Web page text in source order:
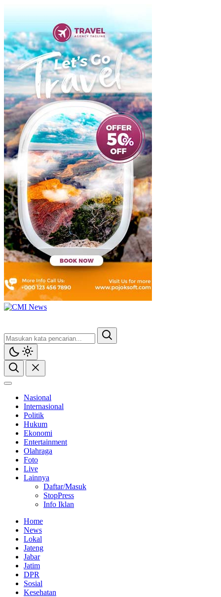
Nasional
Internasional
Politik
Hukum
Ekonomi
Entertainment
Olahraga
Foto
Live
Lainnya
Daftar/Masuk
StopPress
Info Iklan
Home
News
Lokal
Jateng
Jabar
Jatim
DPR
Sosial
Kesehatan